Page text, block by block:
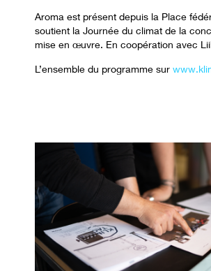
Aroma est présent depuis la Place
soutient la Journée du climat de la
mise en œuvre. En coopération avec
L’ensemble du programme sur